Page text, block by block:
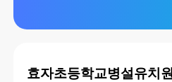
효자초등학교병설유치원